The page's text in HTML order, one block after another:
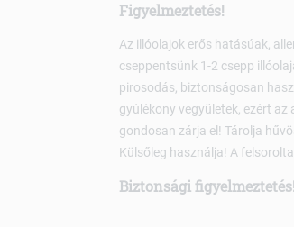
Figyelmeztetés!
Az illóolajok erős hatásúak,
cseppentsünk 1-2 csepp
pirosodás, biztonságosan
gyúlékony vegyületek, ezért
gondosan zárja el! Tárolja
Külsőleg használja! A
Biztonsági figyelmeztetés!